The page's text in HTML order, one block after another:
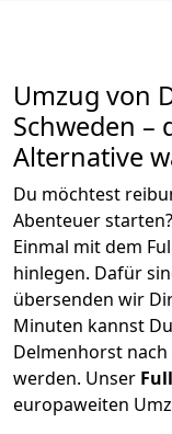
Umzug von
Schweden –
Alternative
Du möchtest
Abenteuer
Einmal mit dem
hinlegen. Dafür
übersenden wir
Minuten kannst
Delmenhorst nach
werden. Unser
europaweiten